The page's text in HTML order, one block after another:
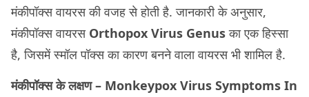
मंकीपॉक्स वायरस की वजह से होती है. जानकारी के अनुसार,
मंकीपॉक्स वायरस Orthopox Virus Genusका एक हिस्सा
है, जिसमें स्मॉल पॉक्स का कारण बनने वाला वायरस भी शामिल है.
मंकीपॉक्स के लक्षण – Monkeypox Virus Symptoms In